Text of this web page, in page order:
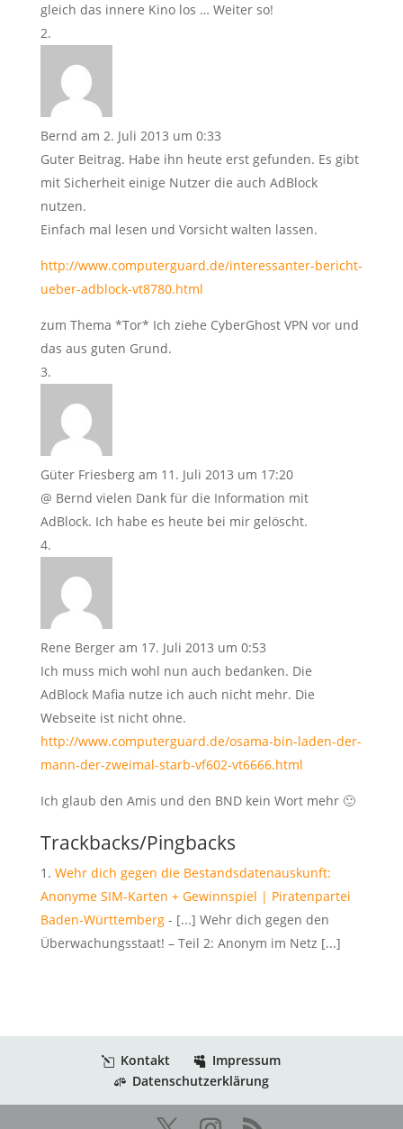
gleich das innere Kino los … Weiter so!
Bernd am 2. Juli 2013 um 0:33
Guter Beitrag. Habe ihn heute erst gefunden. Es gibt
mit Sicherheit einige Nutzer die auch AdBlock
nutzen.
Einfach mal lesen und Vorsicht walten lassen.
http://www.computerguard.de/interessanter-bericht-
ueber-adblock-vt8780.html
zum Thema *Tor* Ich ziehe CyberGhost VPN vor und
das aus guten Grund.
Güter Friesberg am 11. Juli 2013 um 17:20
@ Bernd vielen Dank für die Information mit
AdBlock. Ich habe es heute bei mir gelöscht.
Rene Berger am 17. Juli 2013 um 0:53
Ich muss mich wohl nun auch bedanken. Die
AdBlock Mafia nutze ich auch nicht mehr. Die
Webseite ist nicht ohne.
http://www.computerguard.de/osama-bin-laden-der-
mann-der-zweimal-starb-vf602-vt6666.html
Ich glaub den Amis und den BND kein Wort mehr 🙂
Trackbacks/Pingbacks
Wehr dich gegen die Bestandsdatenauskunft:
Anonyme SIM-Karten + Gewinnspiel | Piratenpartei
Baden-Württemberg- [...] Wehr dich gegen den
Überwachungsstaat! – Teil 2: Anonym im Netz [...]
Kontakt
Impressum
Datenschutzerklärung